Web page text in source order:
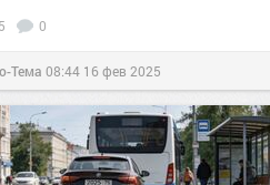
5 0
Тема 08:44 16 фев 2025